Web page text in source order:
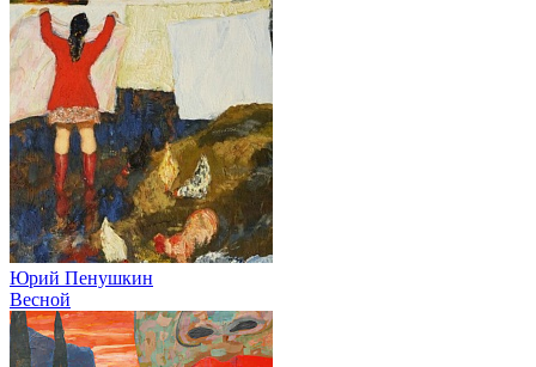
Юрий Пенушкин
Весной